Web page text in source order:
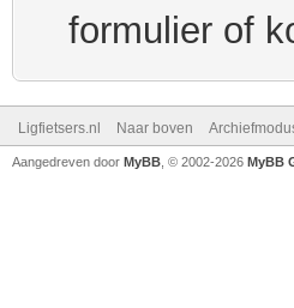
formulier of
Ligfietsers.nl Naar boven
Aangedreven door MyBB , © 2002-2026 MyBB